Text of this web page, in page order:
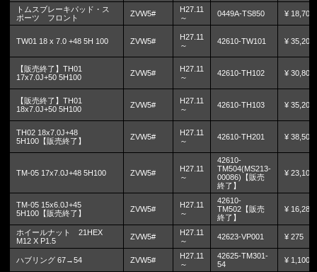
トムスブレーキパッド・ス
ポーツ フロント
ZVW5#
H27.11
～
0449A-TS850 ¥ 18,700
TW01 18 x 7.0 +48 5H 100 ZVW5#
H27.11
～
42610-TW101 ¥ 35,200
【販売終了】TH01
17x7.0J+50 5H100
ZVW5#
H27.11
～
42610-TH102 ¥ 30,800
【販売終了】TH01
18x7.0J+50 5H100
ZVW5#
H27.11
～
42610-TH103 ¥ 35,200
TH02 18x7.0J+48
5H100【販売終了】
ZVW5#
H27.11
～
42610-TH201 ¥ 38,500
TM-05 17x7.0J+48 5H100 ZVW5#
H27.11
～
42610-
TM504(MS213-
00086)【販売
終了】
¥ 23,100
TM-05 15x6.0J+45
5H100【販売終了】
ZVW5#
H27.11
～
42610-
TM502【販売
終了】
¥ 16,280
ホイールナット 21HEX
M12 X P1.5
ZVW5#
H27.11
～
42623-VP001 ¥ 275
ハブリング 67→54 ZVW5#
H27.11
～
42625-TM301-
54
¥ 1,100